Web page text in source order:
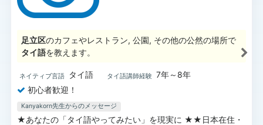
足立区のカフェやレストラン, 公園, その他の公然の場所で
タイ語を教えます。
ネイティブ言語 タイ語 タイ語講師経験 7年～8年
初心者歓迎！
Kanyakorn先生からのメッセージ
★あなたの「タイ語やってみたい」を現実に ★★日本在住・